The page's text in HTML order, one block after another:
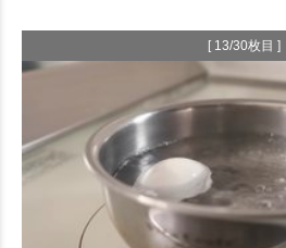
[ 13/30枚目 ]